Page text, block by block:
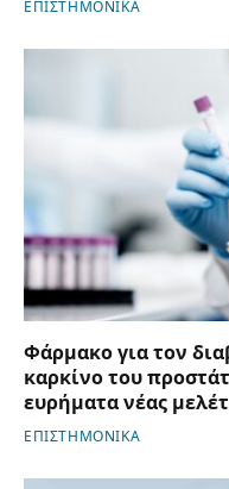
ΕΠΙΣΤΗΜΟΝΙΚΑ
Φάρμακο για τον
καρκίνο του
ευρήματα νέας
ΕΠΙΣΤΗΜΟΝΙΚΑ